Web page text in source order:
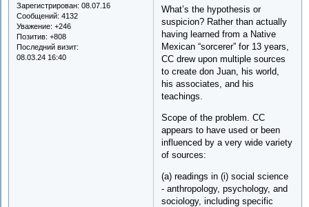
Зарегистрирован: 08.07.16
Сообщений: 4132
Уважение: +246
Позитив: +808
Последний визит:
08.03.24 16:40
What’s the hypothesis or
suspicion? Rather than actually
having learned from a Native
Mexican “sorcerer” for 13 years,
CC drew upon multiple sources
to create don Juan, his world,
his associates, and his
teachings.
Scope of the problem. CC
appears to have used or been
influenced by a very wide variety
of sources:
(a) readings in (i) social science
- anthropology, psychology, and
sociology, including specific